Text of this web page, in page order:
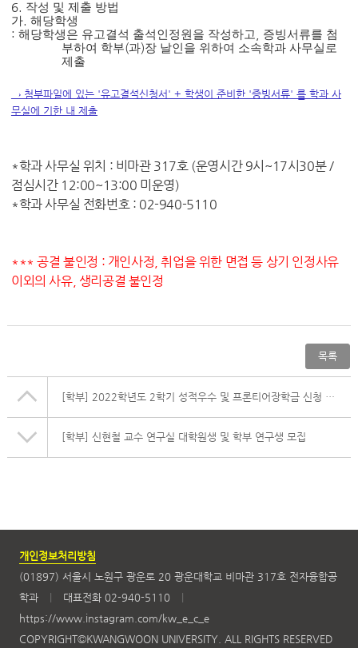
6. 작성 및 제출 방법
가. 해당학생
: 해당학생은 유고결석 출석인정원을 작성하고
증빙서류를 첨
부하여 학부(과)장 날인을 위하여 소속학과 사무실로
제출
→ 첨부파일에 있는 '유고결석신청서' + 학생이 준비한 '증빙서류' 를 학과 사
무실에 기한 내 제출
​*학과 사무실 위치 : 비마관 317호 (운영시간 9시~17시30분 /
점심시간 12:00~13:00 미운영)
*학과 사무실 전화번호 : 02-940-5110
*** 공결 불인정 : 개인사정, 취업을 위한 면접 등 상기 인정사유
이외의 사유, 생리공결 불인정
목록
[학부] 2022학년도 2학기 성적우수 및 프론티어장학금 신청 안내
[학부] 신현철 교수 연구실 대학원생 및 학부 연구생 모집
개인정보처리방침
(01897) 서울시 노원구 광운로 20 광운대학교 비마관 317호 전자융합공
학과
대표전화 02-940-5110
https://www.instagram.com/kw_e_c_e
COPYRIGHT©KWANGWOON UNIVERSITY. ALL RIGHTS RESERVED